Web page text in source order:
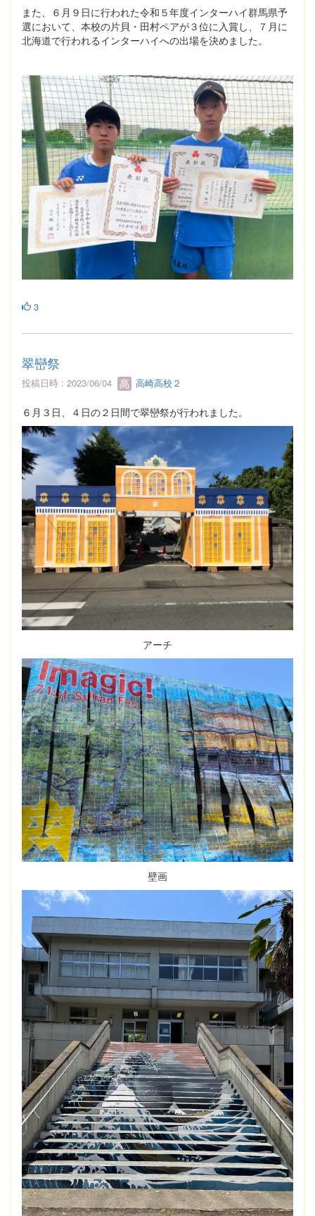
また、６月９日に行われた令和５年度インターハイ群馬県予
選において、本校の片貝・田村ペアが３位に入賞し、７月に
北海道で行われるインターハイへの出場を決めました。
3
翠巒祭
投稿日時 : 2023/06/04 高崎高校２
６月３日、４日の２日間で翠巒祭が行われました。
アーチ
壁画